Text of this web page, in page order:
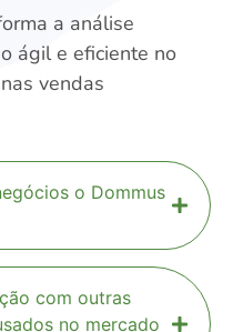
a análise
ágil e eficiente no
vendas
o Dommus
com outras
no mercado